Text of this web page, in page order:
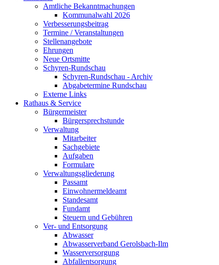
Amtliche Bekanntmachungen
Kommunalwahl 2026
Verbesserungsbeitrag
Termine / Veranstaltungen
Stellenangebote
Ehrungen
Neue Ortsmitte
Schyren-Rundschau
Schyren-Rundschau - Archiv
Abgabetermine Rundschau
Externe Links
Rathaus & Service
Bürgermeister
Bürgersprechstunde
Verwaltung
Mitarbeiter
Sachgebiete
Aufgaben
Formulare
Verwaltungsgliederung
Passamt
Einwohnermeldeamt
Standesamt
Fundamt
Steuern und Gebühren
Ver- und Entsorgung
Abwasser
Abwasserverband Gerolsbach-Ilm
Wasserversorgung
Abfallentsorgung